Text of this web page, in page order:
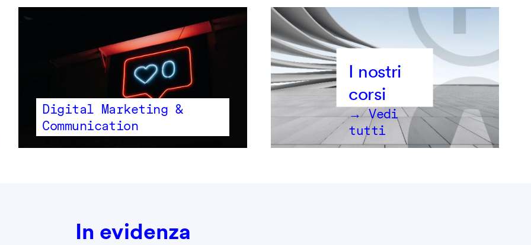
Digital Marketing &
Communication
→ Vedi
tutti
In evidenza